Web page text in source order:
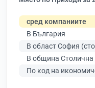
сред компаниите
В България
В област София
В община Столична
По код на